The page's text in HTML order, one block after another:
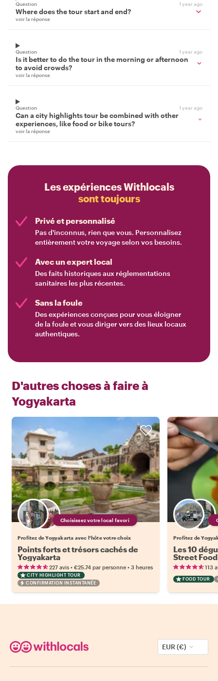
Question 1 year ago
Where does the tour start and end?
voir la réponse
Question 1 year ago
Is it better to do the tour in the morning or afternoon
to avoid crowds?
voir la réponse
Question 1 year ago
Can a city highlights tour be combined with other
experiences, like food or bike tours?
voir la réponse
Les expériences Withlocals
sont toujours
Privé et personnalisé
Pas d'inconnus, rien que vous. Personnalisez
entièrement votre voyage selon vos besoins.
Avec un expert local
Des faits historiques aux réglementations
sanitaires les plus récentes.
Sans la foule
Des expériences conçues pour vous éloigner
de la foule et vous diriger vers des lieux locaux
authentiques.
D'autres choses à faire à
Yogyakarta
Choisissez votre local favori
Profitez de Yogyakarta avec l'hôte votre choix
Points forts et trésors cachés de
Yogyakarta
227 avis • €25.74 par personne • 3 heures
CITY HIGHLIGHT TOUR
CONFIRMATION INSTANTANÉE
Profitez de
Les 10
Street Food
113
FOOD TOUR
EUR (€)